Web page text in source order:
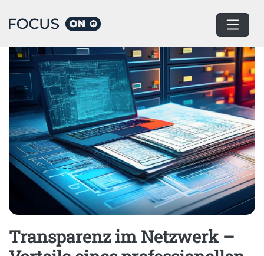
Home Digital Process Solutions
Transparenz im Netzwerk –